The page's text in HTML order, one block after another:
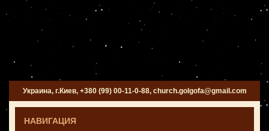
Украина, г.Киев, +380 (99) 00-11-0-88, church.golgofa@gmail.com
НАВИГАЦИЯ